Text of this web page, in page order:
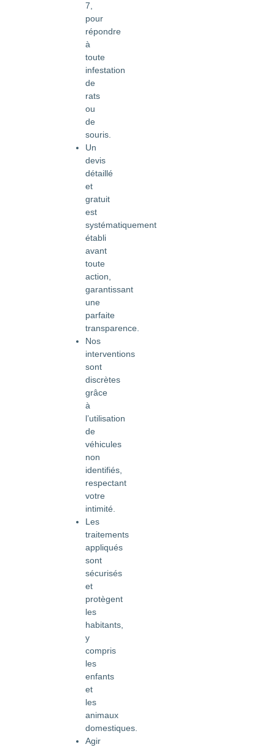
7,
pour
répondre
à
toute
infestation
de
rats
ou
de
souris.
Un
devis
détaillé
et
gratuit
est
systématiquement
établi
avant
toute
action,
garantissant
une
parfaite
transparence.
Nos
interventions
sont
discrètes
grâce
à
l’utilisation
de
véhicules
non
identifiés,
respectant
votre
intimité.
Les
traitements
appliqués
sont
sécurisés
et
protègent
les
habitants,
y
compris
les
enfants
et
les
animaux
domestiques.
Agir